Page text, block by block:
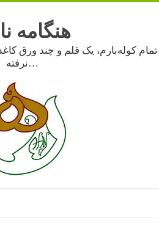
هنگامه
تمام کوله‌بارم، یک قلم و چند ورق
نرفته…